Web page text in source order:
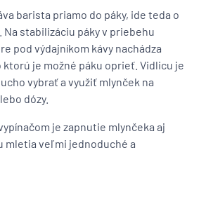
barista priamo do páky, ide teda o
stabilizáciu páky v priebehu
pod výdajníkom kávy nachádza
je možné páku oprieť. Vidlicu je
vybrať a využiť mlynček na
dózy.
je zapnutie mlynčeka aj
mletia veľmi jednoduché a